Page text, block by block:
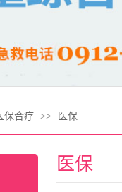
保合疗 >> 医保
医保